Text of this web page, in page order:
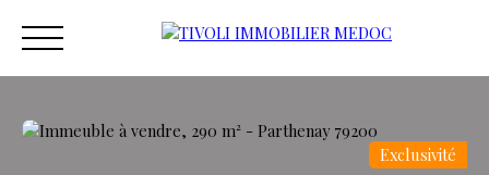
Exclusivité